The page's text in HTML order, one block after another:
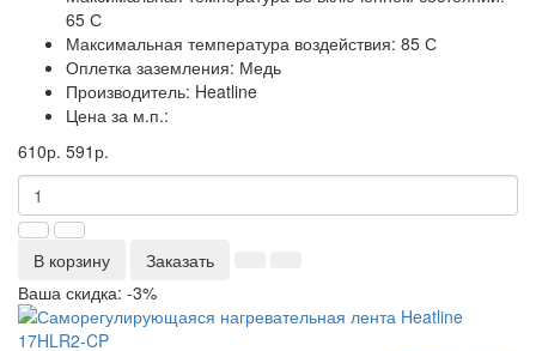
65 С
Максимальная температура воздействия: 85 С
Оплетка заземления: Медь
Производитель: Heatline
Цена за м.п.:
610р. 591р.
В корзину
Заказать
Ваша скидка: -3%